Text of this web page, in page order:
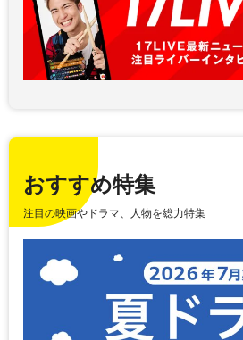
おすすめ特集
注目の映画やドラマ、人物を総力特集